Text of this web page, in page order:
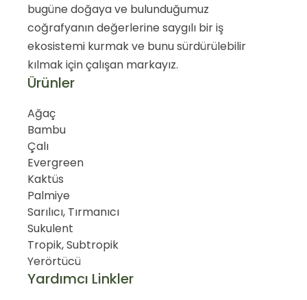
bugüne doğaya ve bulunduğumuz
coğrafyanın değerlerine saygılı bir iş
ekosistemi kurmak ve bunu sürdürülebilir
kılmak için çalışan markayız.
Ürünler
Ağaç
Bambu
Çalı
Evergreen
Kaktüs
Palmiye
Sarılıcı, Tırmanıcı
Sukulent
Tropik, Subtropik
Yerörtücü
Yardımcı Linkler